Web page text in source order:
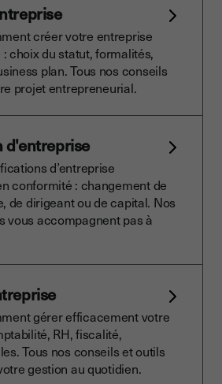
créer votre entreprise
choix du statut, formalités,
plan. Tous nos conseils
projet entrepreneurial.
d'entreprise
d’entreprise
conformité : changement de
de dirigeant ou de capital. Nos
vous accompagnent pas à
gérer efficacement votre
RH, fiscalité,
Tous nos conseils et outils
gestion au quotidien.